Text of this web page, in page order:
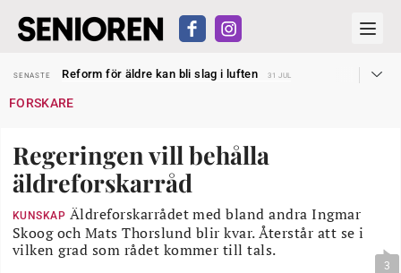
SENASTE
Reform för äldre kan bli slag i luften
31 JUL
SENASTE
Dom öppnar för rätt till garantipension
SENASTE
Liten höjning av garantipensionen
27 JUL
SENASTE
Sven Hagströmer sommarpratar
26 JUL
SENASTE
Reform för äldre kan bli slag i luften
FORSKARE
Regeringen vill behålla
äldreforskarråd
KUNSKAP Äldreforskarrådet med bland andra Ingmar
Skoog och Mats Thorslund blir kvar. Återstår att se i
vilken grad som rådet kommer till tals.
3